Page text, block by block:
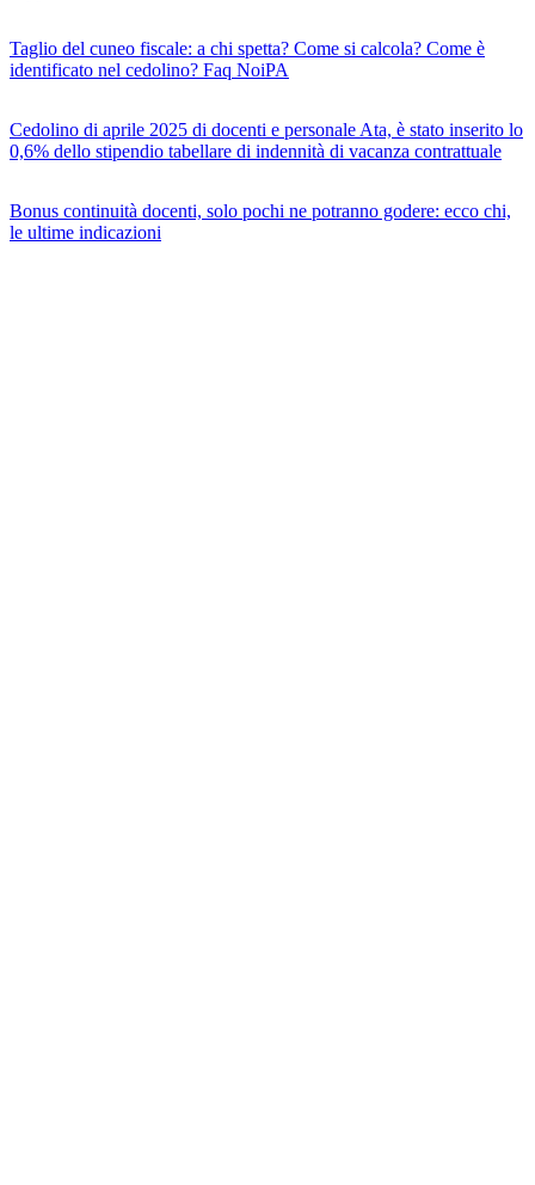
Taglio del cuneo fiscale: a chi spetta? Come si calcola? Come è
identificato nel cedolino? Faq NoiPA
Cedolino di aprile 2025 di docenti e personale Ata, è stato inserito lo
0,6% dello stipendio tabellare di indennità di vacanza contrattuale
Bonus continuità docenti, solo pochi ne potranno godere: ecco chi,
le ultime indicazioni